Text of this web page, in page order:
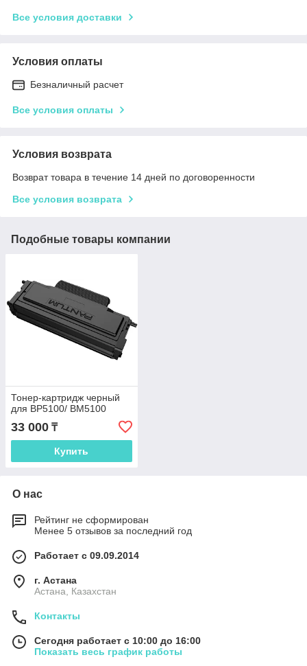
Все условия доставки
Условия оплаты
Безналичный расчет
Все условия оплаты
Условия возврата
Возврат товара в течение 14 дней по договоренности
Все условия возврата
Подобные товары компании
Тонер-картридж черный
для BP5100/ BM5100
33 000 ₸
Купить
О нас
Рейтинг не сформирован
Менее 5 отзывов за последний год
Работает с 09.09.2014
г. Астана
Астана, Казахстан
Контакты
Сегодня работает с 10:00 до 16:00
Показать весь график работы